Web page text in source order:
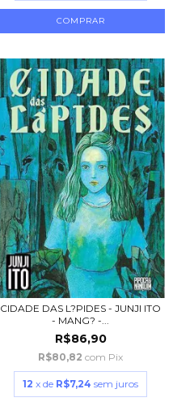
CIDADE DAS L?PIDES - JUNJI ITO
- MANG? -...
R$86,90
R$80,82 com Pix
12 x de R$7,24 sem juros